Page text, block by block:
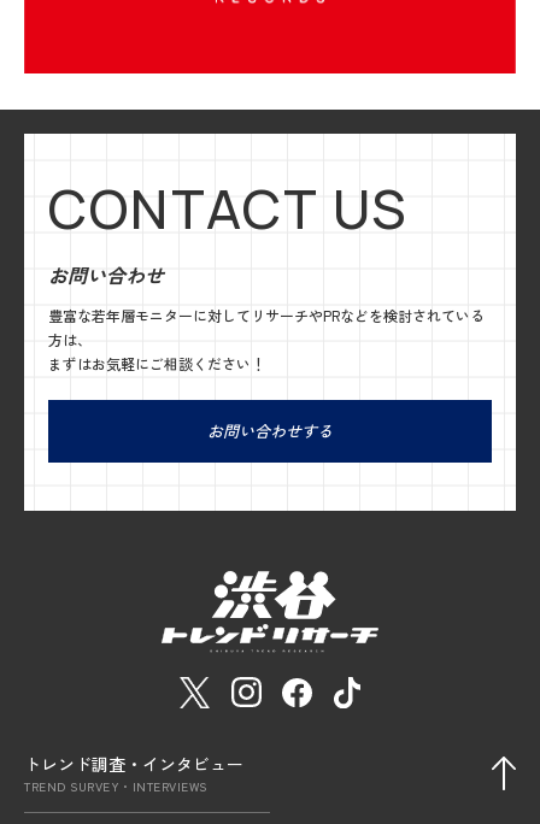
CONTACT US
お問い合わせ
豊富な若年層モニターに対してリサーチやPRなどを検討されている
方は、
まずはお気軽にご相談ください！
お問い合わせする
トレンド調査・インタビュー
TREND SURVEY・INTERVIEWS